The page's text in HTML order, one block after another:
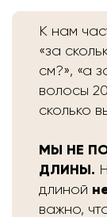
К нам
«за
см?», «а
волосы
сколько
МЫ НЕ
ДЛИНЫ.
длиной
важно,